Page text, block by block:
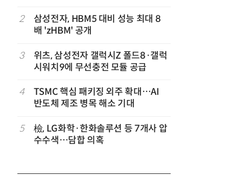
2
삼성전자, HBM5 대비 성능 최대 8
배 'zHBM' 공개
3
위츠, 삼성전자 갤럭시Z 폴드8·갤럭
시워치9에 무선충전 모듈 공급
4
TSMC 핵심 패키징 외주 확대…AI
반도체 제조 병목 해소 기대
5
檢, LG화학·한화솔루션 등 7개사 압
수수색…담합 의혹